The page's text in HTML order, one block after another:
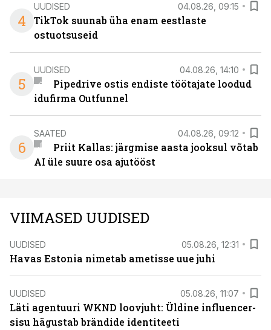
4
UUDISED 04.08.26, 09:15
TikTok suunab üha enam eestlaste
ostuotsuseid
5
UUDISED 04.08.26, 14:10
Pipedrive ostis endiste töötajate loodud
idufirma Outfunnel
6
SAATED 04.08.26, 09:12
Priit Kallas: järgmise aasta jooksul võtab
AI üle suure osa ajutööst
VIIMASED UUDISED
UUDISED 05.08.26, 12:31
Havas Estonia nimetab ametisse uue juhi
UUDISED 05.08.26, 11:07
Läti agentuuri WKND loovjuht: Üldine influencer-
sisu hägustab brändide identiteeti